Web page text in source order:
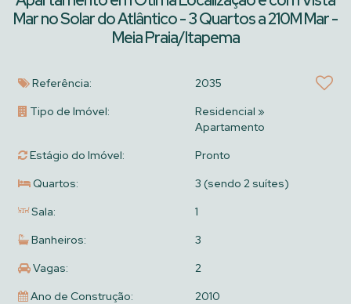
Mar no Solar do Atlântico - 3 Quartos a 210M Mar -
Meia Praia/Itapema
Referência:
2035
Tipo de Imóvel:
Residencial »
Apartamento
Estágio do Imóvel:
Pronto
Quartos:
3 (sendo 2 suítes)
Sala:
1
Banheiros:
3
Vagas:
2
Ano de Construção:
2010